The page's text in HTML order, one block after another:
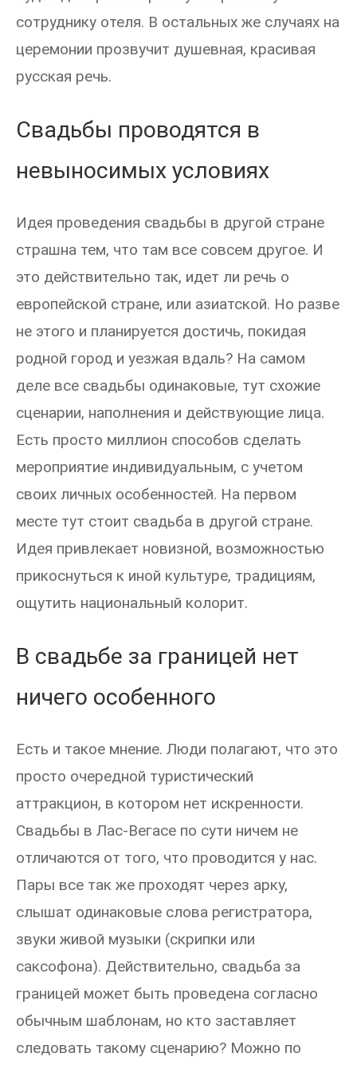
сотруднику отеля. В остальных же случаях на
церемонии прозвучит душевная, красивая
русская речь.
Свадьбы проводятся в
невыносимых условиях
Идея проведения свадьбы в другой стране
страшна тем, что там все совсем другое. И
это действительно так, идет ли речь о
европейской стране, или азиатской. Но разве
не этого и планируется достичь, покидая
родной город и уезжая вдаль? На самом
деле все свадьбы одинаковые, тут схожие
сценарии, наполнения и действующие лица.
Есть просто миллион способов сделать
мероприятие индивидуальным, с учетом
своих личных особенностей. На первом
месте тут стоит свадьба в другой стране.
Идея привлекает новизной, возможностью
прикоснуться к иной культуре, традициям,
ощутить национальный колорит.
В свадьбе за границей нет
ничего особенного
Есть и такое мнение. Люди полагают, что это
просто очередной туристический
аттракцион, в котором нет искренности.
Свадьбы в Лас-Вегасе по сути ничем не
отличаются от того, что проводится у нас.
Пары все так же проходят через арку,
слышат одинаковые слова регистратора,
звуки живой музыки (скрипки или
саксофона). Действительно, свадьба за
границей может быть проведена согласно
обычным шаблонам, но кто заставляет
следовать такому сценарию? Можно по